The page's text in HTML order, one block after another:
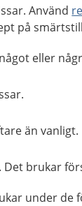
Använd
på
eller
än vanligt.
brukar
under de